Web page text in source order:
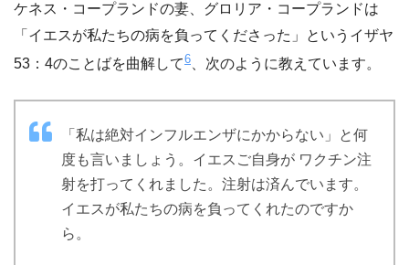
ケネス・コープランドの妻、グロリア・コープランドは
「イエスが私たちの病を負ってくださった」というイザヤ
53：4のことばを曲解して6、次のように教えています。
「私は絶対インフルエンザにかからない」と何
度も言いましょう。イエスご自身が ワクチン注
射を打ってくれました。注射は済んでいます。
イエスが私たちの病を負ってくれたのですか
ら。